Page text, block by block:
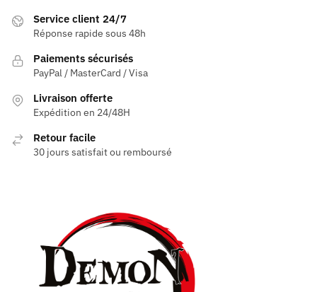
Les
options
peuvent
être
sur
page
Service client 24/7
Réponse rapide sous 48h
Paiements sécurisés
PayPal / MasterCard / Visa
Livraison offerte
Expédition en 24/48H
Retour facile
30 jours satisfait ou remboursé